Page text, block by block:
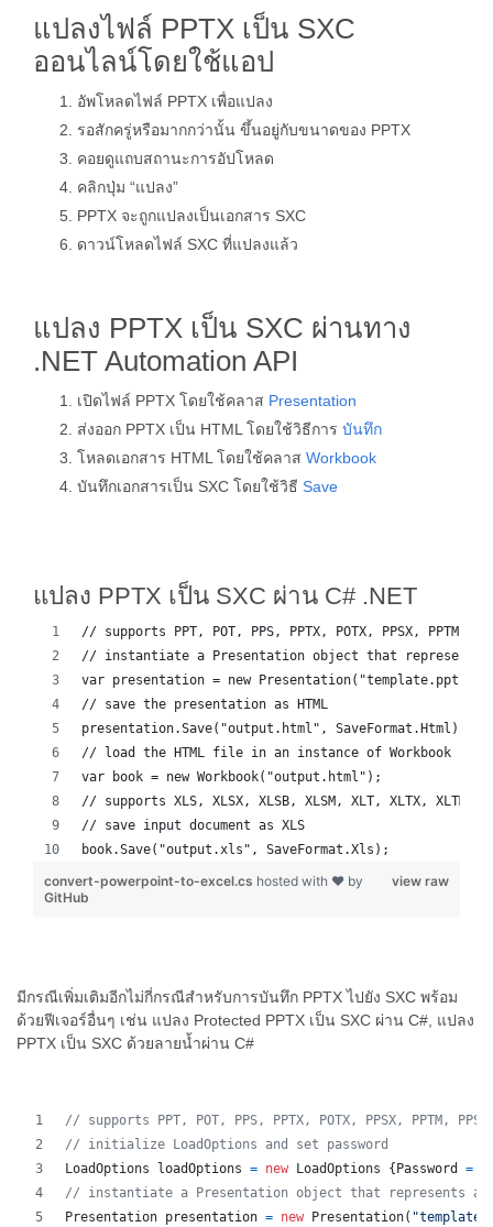
แปลงไฟล์ PPTX เป็น SXC
ออนไลน์โดยใช้แอป
อัพโหลดไฟล์ PPTX เพื่อแปลง
รอสักครู่หรือมากกว่านั้น ขึ้นอยู่กับขนาดของ PPTX
คอยดูแถบสถานะการอัปโหลด
คลิกปุ่ม “แปลง”
PPTX จะถูกแปลงเป็นเอกสาร SXC
ดาวน์โหลดไฟล์ SXC ที่แปลงแล้ว
แปลง PPTX เป็น SXC ผ่านทาง
.NET Automation API
เปิดไฟล์ PPTX โดยใช้คลาส Presentation
ส่งออก PPTX เป็น HTML โดยใช้วิธีการ บันทึก
โหลดเอกสาร HTML โดยใช้คลาส Workbook
บันทึกเอกสารเป็น SXC โดยใช้วิธี Save
แปลง PPTX เป็น SXC ผ่าน C# .NET
// supports PPT, POT, PPS, PPTX, POTX, PPSX, PPTM,
// instantiate a Presentation object that represents
var presentation = new Presentation("template.ppt");
// save the presentation as HTML
presentation.Save("output.html", SaveFormat.Html);
// load the HTML file in an instance of Workbook
var book = new Workbook("output.html");
// supports XLS, XLSX, XLSB, XLSM, XLT, XLTX, XLTM,
// save input document as XLS
book.Save("output.xls", SaveFormat.Xls);
view raw
convert-powerpoint-to-excel.cs hosted with ❤ by
GitHub
มีกรณีเพิ่มเติมอีกไม่กี่กรณีสำหรับการบันทึก PPTX ไปยัง SXC พร้อม
ด้วยฟีเจอร์อื่นๆ เช่น แปลง Protected PPTX เป็น SXC ผ่าน C#, แปลง
PPTX เป็น SXC ด้วยลายน้ำผ่าน C#
// supports PPT, POT, PPS, PPTX, POTX, PPSX, PPTM,
// initialize LoadOptions and set password
LoadOptions
loadOptions = new LoadOptions { Password =
// instantiate a Presentation object that represents a
Presentation presentation = new Presentation(